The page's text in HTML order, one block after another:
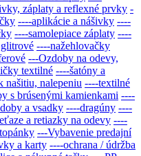
záplaty a reflexné prvky -
----aplikácie a nášivky ----
----samolepiace záplaty ----
----nažehlovačky
---Ozdoby na odevy,
textilné ----šatóny a
našitiu, nalepeniu ----textilné
s brúsenými kamienkami ----
a vsadky ----dragúny ----
a retiazky na odevy ----
---Vybavenie predajní
a karty ----ochrana / údržba